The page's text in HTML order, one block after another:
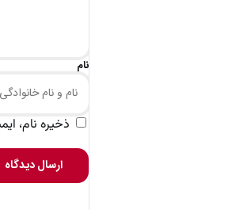
نام
ذخیره نام،
ارسال دیدگاه